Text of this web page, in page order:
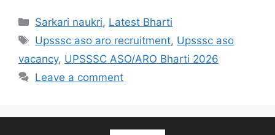
Categories
Sarkari naukri, Latest Bharti
Tags
Upsssc aso aro recruitment, Upsssc aso
vacancy, UPSSSC ASO/ARO Bharti 2026
Leave a comment